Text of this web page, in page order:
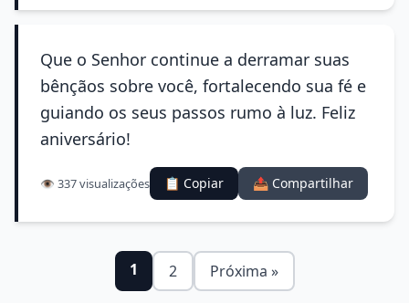
Que o Senhor continue a derramar suas
bênçãos sobre você, fortalecendo sua fé e
guiando os seus passos rumo à luz. Feliz
aniversário!
👁️ 337 visualizações 📋 Copiar 📤 Compartilhar
1 2 Próxima »